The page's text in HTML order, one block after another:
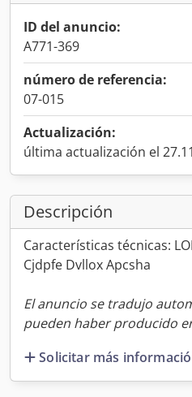
ID del anuncio:
A771-369
número de referencia:
07-015
Actualización:
última actualización el
Descripción
Características técnicas:
Cjdpfe Dvllox Apcsha
El anuncio se tradujo
pueden haber producido
Solicitar más